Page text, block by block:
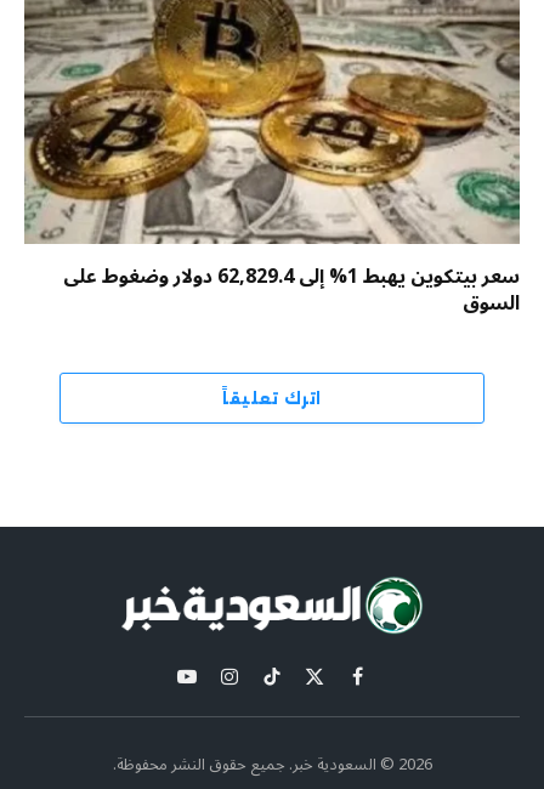
سعر بيتكوين يهبط 1% إلى 62,829.4 دولار وضغوط على
السوق
اترك تعليقاً
فيسبوك
X
(Twitter)
تيكتوكالانستغراميوتيوب
2026 © السعودية خبر. جميع حقوق النشر محفوظة.